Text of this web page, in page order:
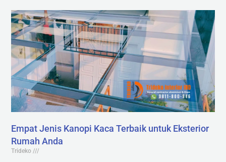
Empat Jenis Kanopi Kaca Terbaik untuk Eksterior
Rumah Anda
Trideko